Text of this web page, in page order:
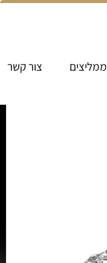
ממליצים צור קשר